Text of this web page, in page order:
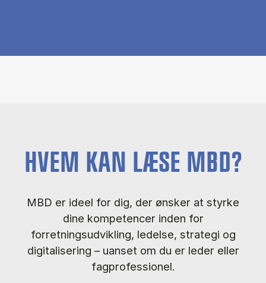
HVEM KAN LÆSE MBD?
MBD er ideel for dig, der ønsker at styrke
dine kompetencer inden for
forretningsudvikling, ledelse, strategi og
digitalisering – uanset om du er leder eller
fagprofessionel.